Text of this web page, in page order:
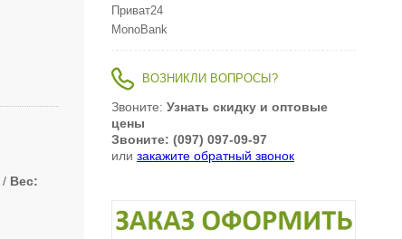
Вес
Приват24
MonoBank
ВОЗНИКЛИ ВОПРОСЫ?
Звоните: Узнать скидку и оптовые
цены
Звоните: (097) 097-09-97
или закажите обратный звонок